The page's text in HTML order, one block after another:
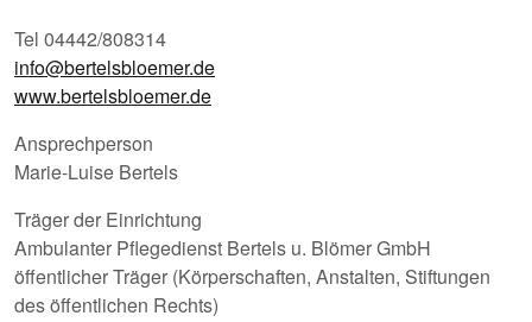
Tel 04442/808314
info@bertelsbloemer.de
www.bertelsbloemer.de
Ansprechperson
Marie-Luise Bertels
Träger der Einrichtung
Ambulanter Pflegedienst Bertels u. Blömer GmbH
öffentlicher Träger (Körperschaften, Anstalten, Stiftungen
des öffentlichen Rechts)